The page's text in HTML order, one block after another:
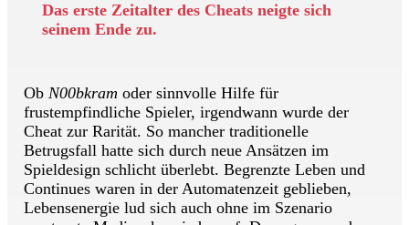
Das erste Zeitalter des Cheats neigte sich
seinem Ende zu.
Ob N00bkram oder sinnvolle Hilfe für
frustempfindliche Spieler, irgendwann wurde der
Cheat zur Rarität. So mancher traditionelle
Betrugsfall hatte sich durch neue Ansätzen im
Spieldesign schlicht überlebt. Begrenzte Leben und
Continues waren in der Automatenzeit geblieben,
Lebensenergie lud sich auch ohne im Szenario